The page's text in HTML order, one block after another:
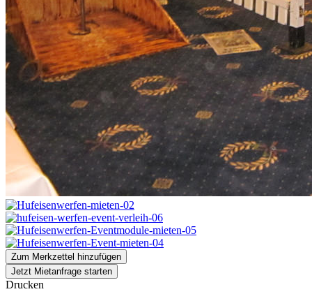
Zum Merkzettel hinzufügen
Jetzt Mietanfrage starten
Drucken